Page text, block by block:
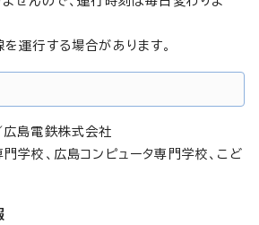
運行する場合があります。
島電鉄株式会社
学校、広島コンピュータ専門学校、こど